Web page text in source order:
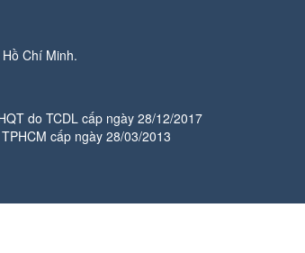
Chí Minh.
do TCDL cấp ngày 28/12/2017
cấp ngày 28/03/2013